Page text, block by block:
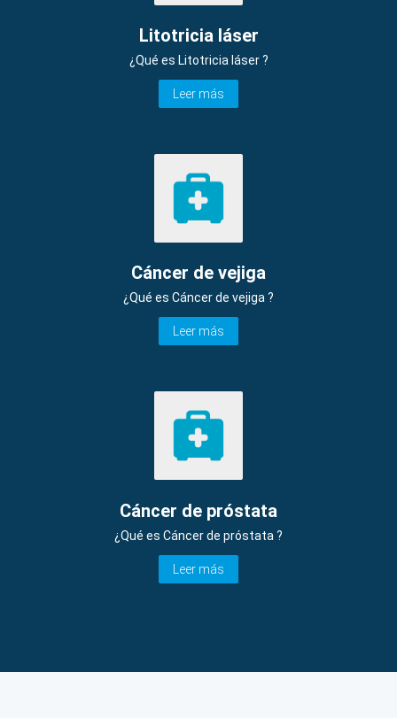
Litotricia láser
¿Qué es Litotricia láser ?
Leer más
Cáncer de vejiga
¿Qué es Cáncer de vejiga ?
Leer más
Cáncer de próstata
¿Qué es Cáncer de próstata ?
Leer más